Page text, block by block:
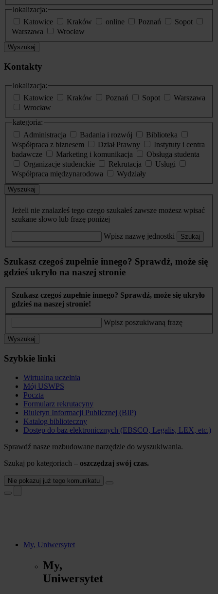
lokalizacja:
Katowice
Kraków online Poznań
Sopot
Warszawa
Wrocław
Wyszukaj
Kontakty
lokalizacja:
Katowice
Kraków Poznań Sopot
Warszawa
Wrocław
kategoria:
Administracja
Badania i rozwój
Biblioteka
Współpraca z biznesem
Dział Prawny
Instytuty i centra
badawcze
Marketing i komunikacja
Obsługa studenta
Organizacje studenckie
Rekrutacja
Usługi
Współpraca międzynarodowa
Wydziały
Wyszukaj
Jeżeli nie znalazłeś tego czego szukałeś zawsze możesz wpisać
szukane słowo lub frazę poniżej
Wpisz nazwę jednostki Szukaj
Szukasz czegoś zupełnie innego? Sprawdź, może się
gdzieś ukryło na naszej stronie
Szukasz czegoś zupełnie innego? Sprawdź, może się ukryło
gdzieś na naszej stronie!
Wpisz poszukiwaną frazę
Wyszukaj
Szybkie linki
Wirtualna uczelnia
Mój USWPS
Poczta
Formularz rekrutacyny
Biuletyn Informacji Publicznej (BIP)
Katalog biblioteczny
Dostęp do baz elektronicznych (EBSCO, Legalis, LEX, etc.)
Sprawdź nasze rozbudowane narzędzie do wyszukiwania.
Szukaj po kategoriach – oszczędzaj swój czas.
Nie pokazuj już tego komunikatu
My, Uniwersytet
My,
Uniwersytet